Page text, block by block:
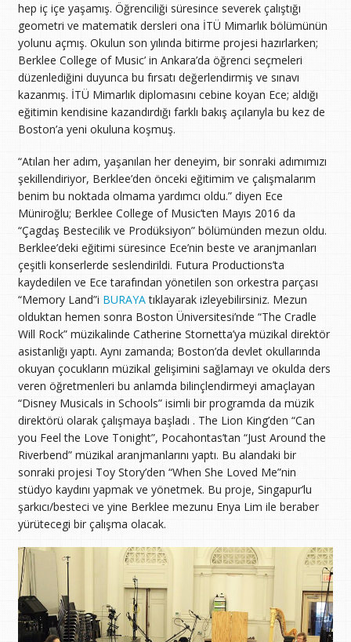
hep iç içe yaşamış. Öğrenciliği süresince severek çalıştığı
geometri ve matematik dersleri ona İTÜ Mimarlık bölümünün
yolunu açmış. Okulun son yılında bitirme projesi hazırlarken;
Berklee College of Music’ in Ankara’da öğrenci seçmeleri
düzenlediğini duyunca bu fırsatı değerlendirmiş ve sınavı
kazanmış. İTÜ Mimarlık diplomasını cebine koyan Ece; aldığı
eğitimin kendisine kazandırdığı farklı bakış açılarıyla bu kez de
Boston’a yeni okuluna koşmuş.
“Atılan her adım, yaşanılan her deneyim, bir sonraki adımımızı
şekillendiriyor, Berklee’den önceki eğitimim ve çalışmalarım
benim bu noktada olmama yardımcı oldu.” diyen Ece
Müniroğlu; Berklee College of Music’ten Mayıs 2016 da
“Çagdaş Bestecilik ve Prodüksiyon” bölümünden mezun oldu.
Berklee’deki eğitimi süresince Ece’nin beste ve aranjmanları
çeşitli konserlerde seslendirildi. Futura Productions’ta
kaydedilen ve Ece tarafından yönetilen son orkestra parçası
“Memory Land”i BURAYAtıklayarak izleyebilirsiniz. Mezun
olduktan hemen sonra Boston Üniversitesi’nde “The Cradle
Will Rock” müzikalinde Catherine Stornetta’ya müzikal direktör
asistanlığı yaptı. Aynı zamanda; Boston’da devlet okullarında
okuyan çocukların müzikal gelişimini sağlamayı ve okulda ders
veren öğretmenleri bu anlamda bilinçlendirmeyi amaçlayan
“Disney Musicals in Schools” isimli bir programda da müzik
direktörü olarak çalışmaya başladı . The Lion King’den “Can
you Feel the Love Tonight”, Pocahontas’tan “Just Around the
Riverbend” müzikal aranjmanlarını yaptı. Bu alandaki bir
sonraki projesi Toy Story’den “When She Loved Me”nin
stüdyo kaydını yapmak ve yönetmek. Bu proje, Singapur’lu
şarkıcı/besteci ve yine Berklee mezunu Enya Lim ile beraber
yürütecegi bir çalışma olacak.